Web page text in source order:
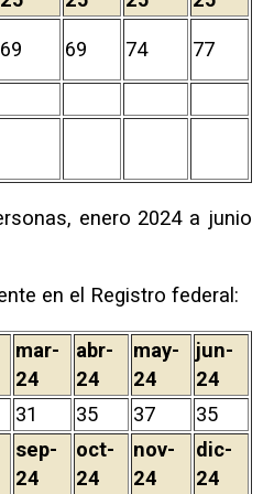
69 69 74 77
enero 2024 a junio
en el Registro federal:
mar-
24
abr-
24
may-
24
jun-
24
31 35 37
35
sep-
24
oct-
24
nov-
24
dic-
24